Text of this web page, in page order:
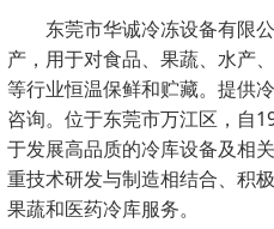
东莞市华诚冷冻设备有限
产，用于对食品、果蔬、水产
等行业恒温保鲜和贮藏。提供
咨询。位于东莞市万江区，自
于发展高品质的冷库设备及相
重技术研发与制造相结合、积
果蔬和医药冷库服务。